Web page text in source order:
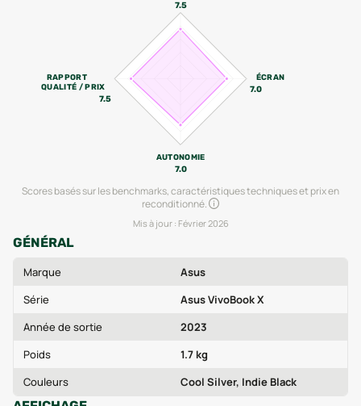
7.5
ÉCRAN
7.0
AUTONOMIE
7.0
RAPPORT
QUALITÉ / PRIX
7.5
Scores basés sur les benchmarks, caractéristiques techniques et prix en
reconditionné.
Mis à jour : Février 2026
GÉNÉRAL
Marque
Asus
Série
Asus VivoBook X
Année de sortie
2023
Poids
1.7 kg
Couleurs
Cool Silver, Indie Black